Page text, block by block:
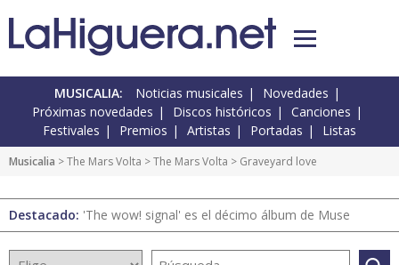
MUSICALIA: Noticias musicales
Novedades
Próximas novedades
Discos históricos
Canciones
Festivales
Premios Artistas Portadas Listas
Musicalia >The Mars Volta >The Mars Volta > Graveyard love
Destacado: 'The wow! signal' es el décimo álbum de Muse